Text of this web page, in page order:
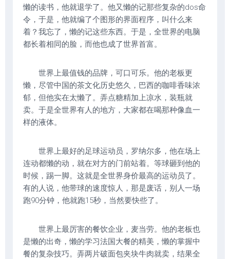
懒的读书，他就退学了。他又懒的记那些复杂的dos命
令，于是，他就编了个图形的界面程序，叫什么来
着？我忘了，懒的记这些东西。于是，全世界的电脑
都长着相同的脸，而他也成了世界首富。
世界上最值钱的品牌，可口可乐。他的老板更
懒，尽管中国的茶文化历史悠久，巴西的咖啡香味浓
郁，但他实在太懒了。弄点糖精加上凉水，装瓶就
卖。于是全世界有人的地方，大家都在喝那种像血一
样的液体。
世界上最好的足球运动员，罗纳尔多，他在场上
连动都懒的动，就在对方的门前站着。等球砸到他的
时候，踢一脚。这就是全世界身价最高的运动员了。
有的人说，他带球的速度惊人，那是废话，别人一场
跑90分钟，他就跑15秒，当然要快些了。
世界上最厉害的餐饮企业，麦当劳。他的老板也
是懒的出奇，懒的学习法国大餐的精美，懒的掌握中
餐的复杂技巧。弄两片破面包夹块牛肉就卖，结果全